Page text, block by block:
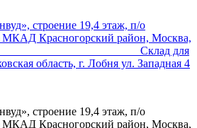
строение 19,4 этаж, п/о
МКАД Красногорский район, Москва,
Склад для
область, г. Лобня ул. Западная 4
строение 19,4 этаж, п/о
МКАД Красногорский район, Москва,